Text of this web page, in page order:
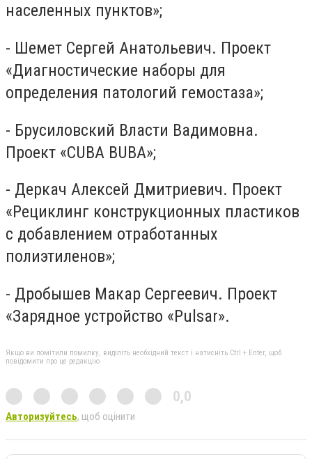
населенных пунктов»;
- Шемет Сергей Анатольевич. Проект
«Диагностические наборы для
определения патологий гемостаза»;
- Брусиловский Власти Вадимовна.
Проект «CUBA BUBA»;
- Деркач Алексей Дмитриевич. Проект
«Рециклинг конструкционных пластиков
с добавлением отработанных
полиэтиленов»;
- Дробышев Макар Сергеевич. Проект
«Зарядное устройство «Pulsar».
Якщо ви помітили помилку, виділіть необхідний текст і натисніть Ctrl + Enter, щоб
повідомити про це редакцію
0,0
Авторизуйтесь, щоб оцінити